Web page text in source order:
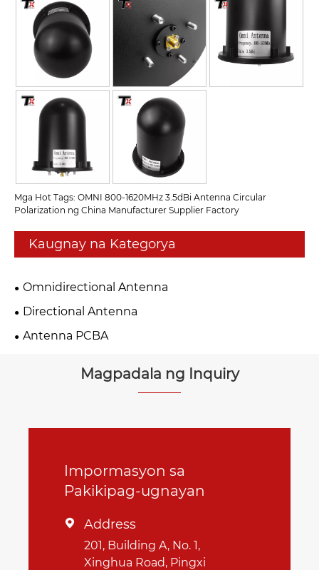
Mga Hot Tags: OMNI 800-1620MHz 3.5dBi Antenna Circular
Polarization ng China Manufacturer Supplier Factory
Kaugnay na Kategorya
Omnidirectional Antenna
Directional Antenna
Antenna PCBA
Magpadala ng Inquiry
Impormasyon sa
Pakikipag-ugnayan
 Address
201, Building A, No. 1,
Xinghua Road, Pingxi